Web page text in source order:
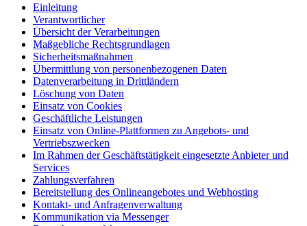
Einleitung
Verantwortlicher
Übersicht der Verarbeitungen
Maßgebliche Rechtsgrundlagen
Sicherheitsmaßnahmen
Übermittlung von personenbezogenen Daten
Datenverarbeitung in Drittländern
Löschung von Daten
Einsatz von Cookies
Geschäftliche Leistungen
Einsatz von Online-Plattformen zu Angebots- und
Vertriebszwecken
Im Rahmen der Geschäftstätigkeit eingesetzte Anbieter und
Services
Zahlungsverfahren
Bereitstellung des Onlineangebotes und Webhosting
Kontakt- und Anfragenverwaltung
Kommunikation via Messenger